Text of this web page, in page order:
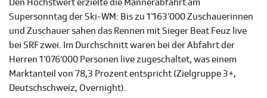
Den Höchstwert erzielte die Männerabfahrt am
Supersonntag der Ski-WM: Bis zu 1‘163‘000 Zuschauerinnen
und Zuschauer sahen das Rennen mit Sieger Beat Feuz live
bei SRF zwei. Im Durchschnitt waren bei der Abfahrt der
Herren 1‘076‘000 Personen live zugeschaltet, was einem
Marktanteil von 78,3 Prozent entspricht (Zielgruppe 3+,
Deutschschweiz, Overnight).